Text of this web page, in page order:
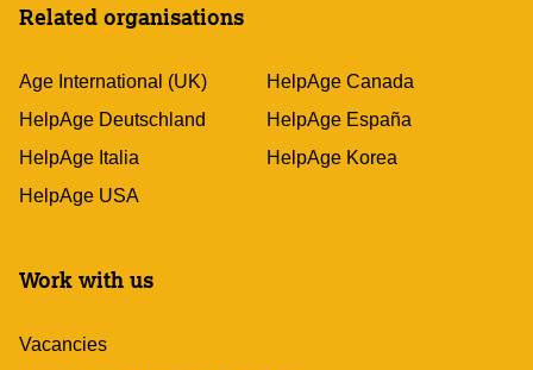
Related organisations
Age International (UK)
HelpAge Canada
HelpAge Deutschland
HelpAge España
HelpAge Italia
HelpAge Korea
HelpAge USA
Work with us
Vacancies